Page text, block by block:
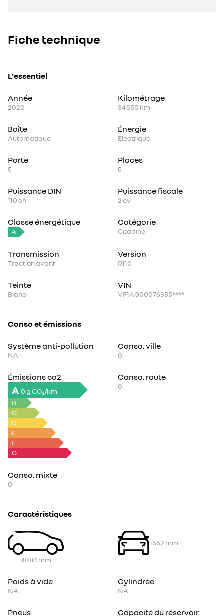
Fiche technique
L'essentiel
Année
2020
Kilométrage
34 550 km
Boîte
Automatique
Énergie
Électrique
Porte
5
Places
5
Puissance DIN
110ch
Puissance fiscale
2cv
Classe énergétique
A
Catégorie
Citadine
Transmission
Traction avant
Version
R110
Teinte
Blanc
VIN
VF1AG00076355****
Conso et émissions
Système anti-pollution
NA
Conso. ville
0
Émissions co2
A 0 g CO₂/km
B
C
D
E
F
G
Conso. route
0
Conso. mixte
0
Caractéristiques
4084mm
1562 mm
Poids à vide
NA
Cylindrée
NA
Pneus Capacité du réservoir